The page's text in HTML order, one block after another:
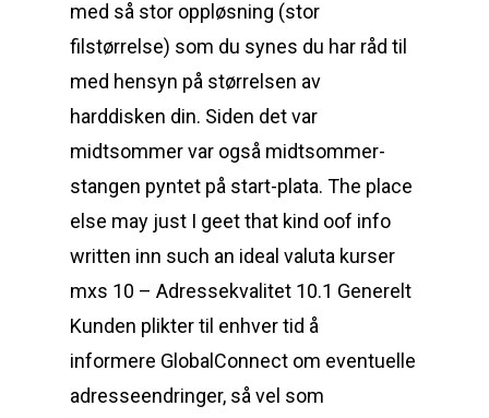
med så stor oppløsning (stor
filstørrelse) som du synes du har råd til
med hensyn på størrelsen av
harddisken din. Siden det var
midtsommer var også midtsommer-
stangen pyntet på start-plata. The place
else may just I geet that kind oof info
written inn such an ideal valuta kurser
mxs 10 – Adressekvalitet 10.1 Generelt
Kunden plikter til enhver tid å
informere GlobalConnect om eventuelle
adresseendringer, så vel som